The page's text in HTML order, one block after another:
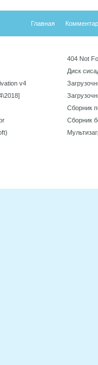
Главная
v4
404 Not
Диск
Сборник
Сборник
v12.0 by